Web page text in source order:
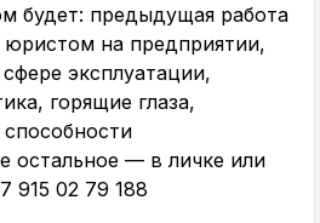
будет: предыдущая работа
на предприятии,
эксплуатации,
горящие глаза,
остальное — в личке или
915 02 79 188